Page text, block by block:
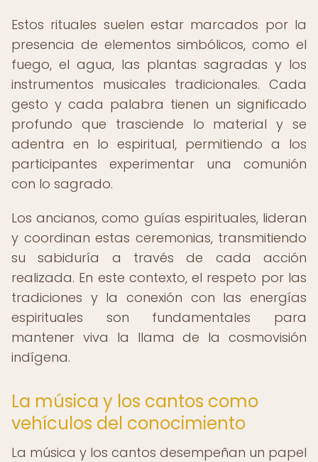
Estos rituales suelen estar marcados por la
presencia de elementos simbólicos, como el
fuego, el agua, las plantas sagradas y los
instrumentos musicales tradicionales. Cada
gesto y cada palabra tienen un significado
profundo que trasciende lo material y se
adentra en lo espiritual, permitiendo a los
participantes experimentar una comunión
con lo sagrado.
Los ancianos, como guías espirituales, lideran
y coordinan estas ceremonias, transmitiendo
su sabiduría a través de cada acción
realizada. En este contexto, el respeto por las
tradiciones y la conexión con las energías
espirituales son fundamentales para
mantener viva la llama de la cosmovisión
indígena.
La música y los cantos como
vehículos del conocimiento
La música y los cantos desempeñan un papel